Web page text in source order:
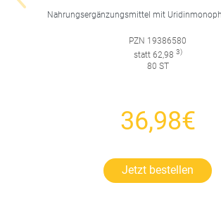
PZN 19386580
statt 62,98 3)
80 ST
36,98€
Jetzt bestellen